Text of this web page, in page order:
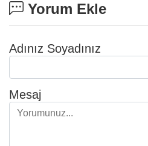
Yorum Ekle
Adınız Soyadınız
Mesaj